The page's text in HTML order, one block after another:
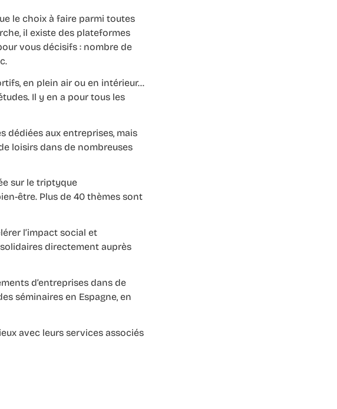
le choix à faire parmi toutes
il existe des plateformes
vous décisifs : nombre de
en plein air ou en intérieur…
Il y en a pour tous les
dédiées aux entreprises, mais
loisirs dans de nombreuses
sur le triptyque
être. Plus de 40 thèmes sont
l’impact social et
directement auprès
d’entreprises dans de
séminaires en Espagne, en
avec leurs services associés